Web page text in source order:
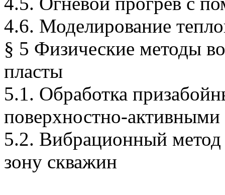
4.6. Моделирование
§ 5 Физические методы
пласты
5.1. Обработка
поверхностно-активными
5.2. Вибрационный метод
зону скважин